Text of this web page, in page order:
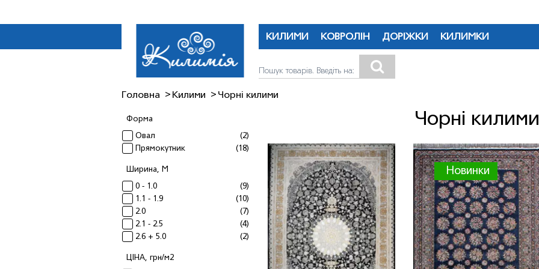
КИЛИМИ КОВРОЛІН ДОРІЖКИ КИЛИМКИ
Головна Килими Чорні килими
Форма
Овал
(2)
Прямокутник
(18)
Ширина, М
0 - 1.0
(9)
1.1 - 1.9
(10)
2.0
(7)
2.1 - 2.5
(4)
2.6 + 5.0
(2)
ЦІНА, грн/м2
Чорні килими
Новинки